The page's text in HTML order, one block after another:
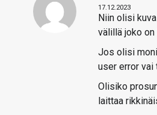
17.12.2023
Niin olisi
välillä joko
Jos olisi
user error vai
Olisiko
laittaa